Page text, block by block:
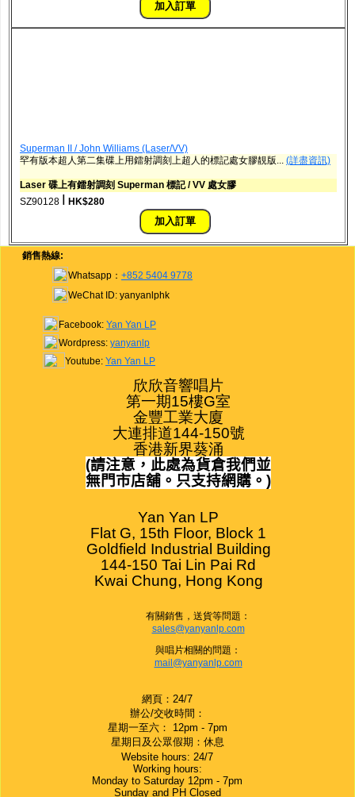
Superman II / John Williams (Laser/VV)
罕有版本超人第二集碟上用鐳射調刻上超人的標記處女膠靚版... (詳盡資訊)
Laser 碟上有鐳射調刻 Superman 標記 / VV 處女膠
SZ90128 ǀ HK$280
銷售熱線:
Whatsapp： +852 5404 9778
WeChat ID: yanyanlphk
Facebook: Yan Yan LP
Wordpress: yanyanlp
Youtube: Yan Yan LP
欣欣音響唱片
第一期15樓G室
金豐工業大廈
大連排道144-150號
香港新界葵涌
(請注意，此處為貨倉我們並
無門市店舖。只支持網購。 )
Yan Yan LP
Flat G, 15th Floor, Block 1
Goldfield Industrial Building
144-150 Tai Lin Pai Rd
Kwai Chung, Hong Kong
有關銷售，送貨等問題：
sales@yanyanlp.com
與唱片相關的問題：
mail@yanyanlp.com
網頁：24/7
辦公/交收時間：
星期一至六： 12pm - 7pm
星期日及公眾假期：休息
Website hours: 24/7
Working hours:
Monday to Saturday 12pm - 7pm
Sunday and PH Closed